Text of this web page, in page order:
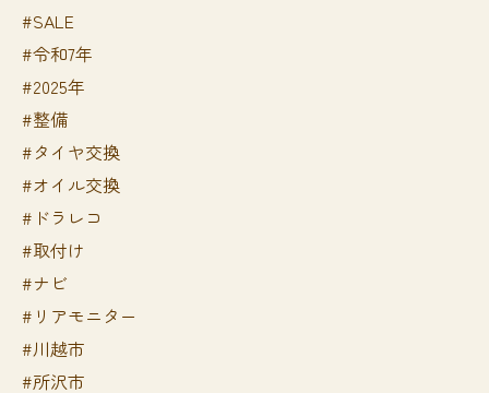
#SALE
#令和7年
#2025年
#整備
#タイヤ交換
#オイル交換
#ドラレコ
#取付け
#ナビ
#リアモニター
#川越市
#所沢市